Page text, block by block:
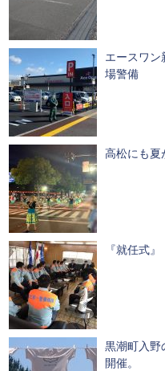
エースワ
場警備
高松にも夏
『就任式』
黒潮町入野
開催。